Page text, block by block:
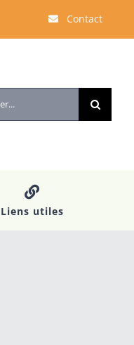
Contact
Liens utiles